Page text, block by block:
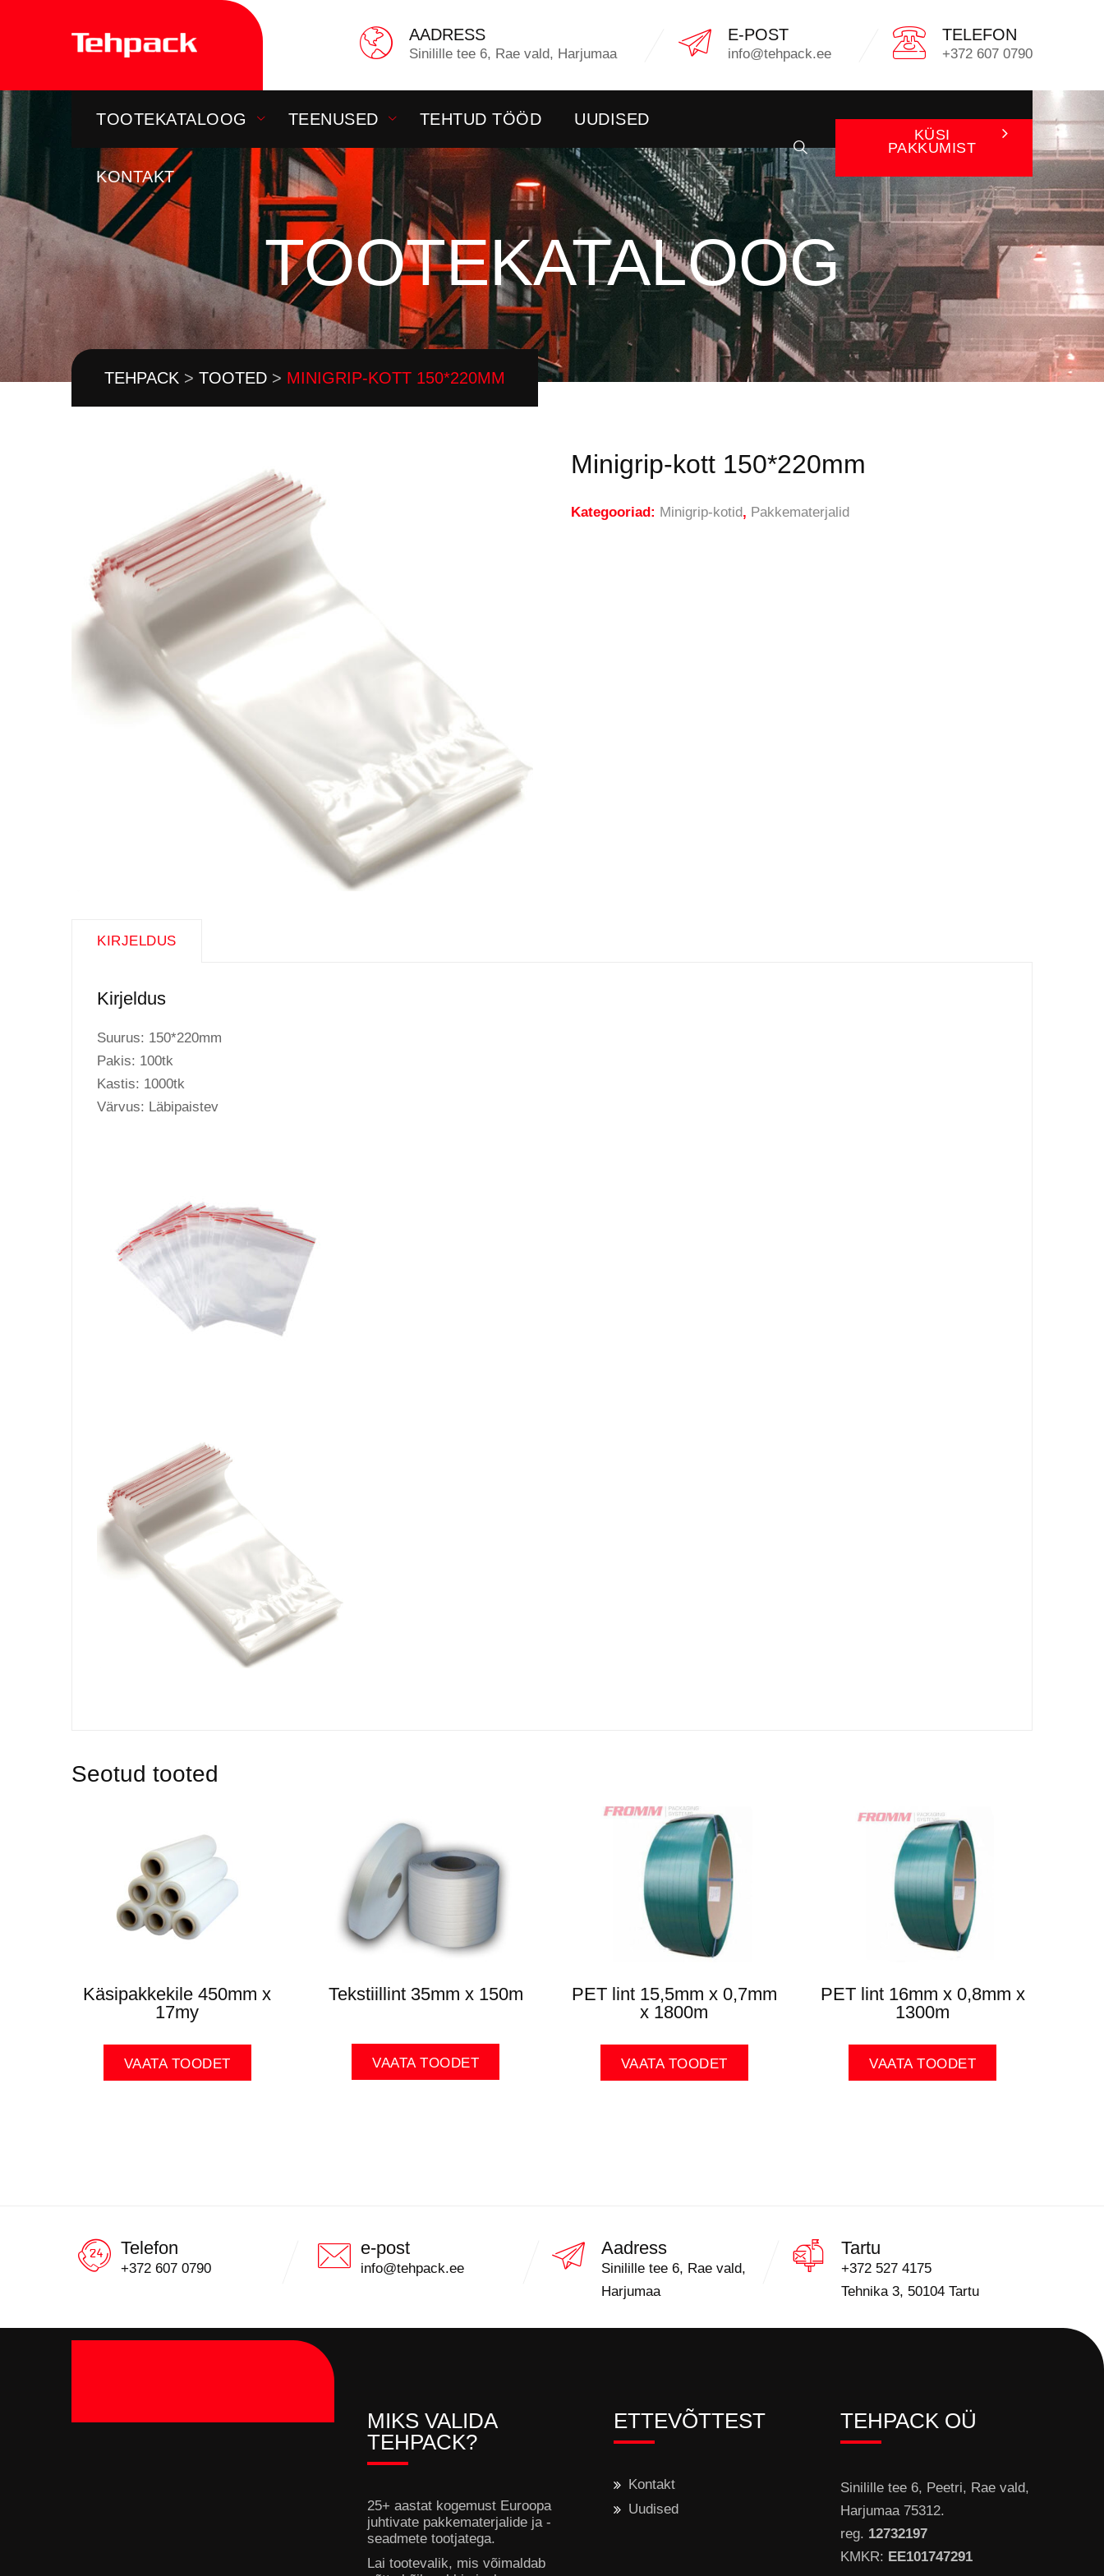
AADRESS
Sinilille tee 6, Rae vald, Harjumaa
E-POST
info@tehpack.ee
TELEFON
+372 607 0790
TOOTEKATALOOG TEENUSED TEHTUD TÖÖD UUDISED
KONTAKT
KÜSI
PAKKUMIST
TOOTEKATALOOG
TEHPACK > TOOTED > MINIGRIP-KOTT 150*220MM
Minigrip-kott 150*220mm
Kategooriad: Minigrip-kotid, Pakkematerjalid
KIRJELDUS
Kirjeldus
Suurus: 150*220mm
Pakis: 100tk
Kastis: 1000tk
Värvus: Läbipaistev
Seotud tooted
Käsipakkekile 450mm x
17my
VAATA TOODET
Tekstiillint 35mm x 150m
VAATA TOODET
PET lint 15,5mm x 0,7mm
x 1800m
VAATA TOODET
PET lint 16mm x 0,8mm x
1300m
VAATA TOODET
Telefon
+372 607 0790
e-post
info@tehpack.ee
Aadress
Sinilille tee 6, Rae vald,
Harjumaa
Tartu
+372 527 4175
Tehnika 3, 50104 Tartu
MIKS VALIDA
TEHPACK?
25+ aastat kogemust Euroopa
juhtivate pakkematerjalide ja -
seadmete tootjatega.
Lai tootevalik, mis võimaldab
ETTEVÕTTEST
Kontakt
Uudised
TEHPACK OÜ
Sinilille tee 6, Peetri, Rae vald,
Harjumaa 75312.
reg. 12732197
KMKR: EE101747291